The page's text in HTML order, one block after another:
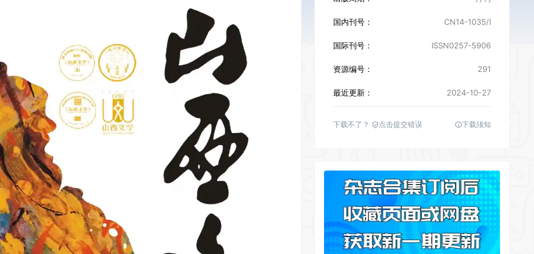
国内刊号： CN14-1035/I
国际刊号： ISSN0257-5906
资源编号： 291
最近更新： 2024-10-27
下载不了？ 点击提交错误 下载须知